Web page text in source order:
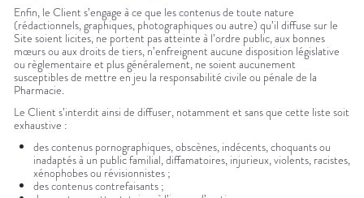
Enfin, le Client s’engage à ce que les contenus de toute nature
(rédactionnels, graphiques, photographiques ou autre) qu’il diffuse sur le
Site soient licites, ne portent pas atteinte à l’ordre public, aux bonnes
mœurs ou aux droits de tiers, n’enfreignent aucune disposition législative
ou règlementaire et plus généralement, ne soient aucunement
susceptibles de mettre en jeu la responsabilité civile ou pénale de la
Pharmacie.
Le Client s’interdit ainsi de diffuser, notamment et sans que cette liste soit
exhaustive :
des contenus pornographiques, obscènes, indécents, choquants ou
inadaptés à un public familial, diffamatoires, injurieux, violents, racistes,
xénophobes ou révisionnistes ;
des contenus contrefaisants ;